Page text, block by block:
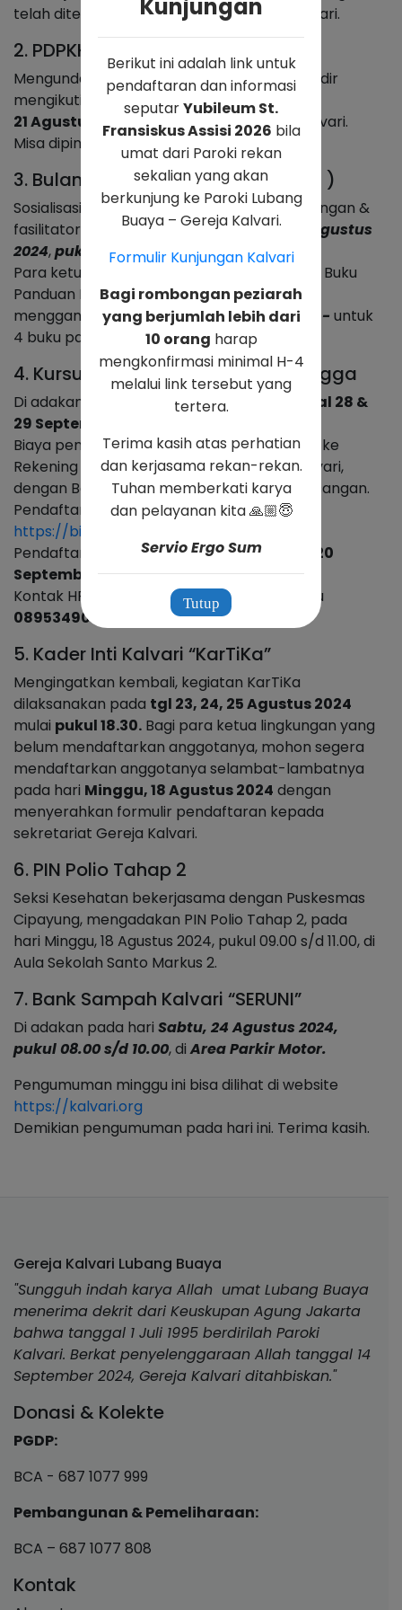
telah ditetapkan dan berlaku di Gereja Kalvari.
2. PDPKK Kalvari
Mengundang bapak, ibu, saudara/i untuk hadir
mengikuti Misa Syukur pada hari Rabu,
21 Agustus 2024
,pukul 19.30 , di Gereja Kalvari.
Misa dipimpin RD Johan Ferdinand W.
3. Bulan Kitab Suci Nasional ( BKSN )
Sosialisasi BKSN 2024 bagi para ketua lingkungan &
fasilitator diadakan pada hariMinggu, 25 Agustus
2024,pukul 19.00, via ZOOM.
Para ketua lingkungan dimohon mengambil Buku
Panduan BKSN di sekretariat Gereja dengan
mengganti biaya cetak sebesarRp. 20.000,- untuk
4 buku panduan.
4. Kursus Membangun Rumah Tangga
Di adakan secara tatap muka pada
tanggal 28 &
29 September 2024.
Biaya pendaftaranRp. 500.001,-ditransfer ke
Rekening
BCA 6871077999a/n. Gereja Kalvari,
dengan Berita Acara : MRTKalvari Nama Pasangan.
Pendaftaran melalui Link :
https://bit.ly/RegistMRTSept24
Pendaftaran mulai tanggal11 Agustus s/d 20
September 2024
Kontak HP :
082256762310( Mas Itok ) atau
0895349082588
( Mbak Silvia )
5. Kader Inti Kalvari “KarTiKa”
Mengingatkan kembali, kegiatan KarTiKa
dilaksanakan pada tgl 23, 24, 25 Agustus 2024
mulai pukul 18.30. Bagi para ketua lingkungan yang
belum mendaftarkan anggotanya, mohon segera
mendaftarkan anggotanya selambat-lambatnya
pada hari Minggu, 18 Agustus 2024 dengan
menyerahkan formulir pendaftaran kepada
sekretariat Gereja Kalvari.
6. PIN Polio Tahap 2
Seksi Kesehatan bekerjasama dengan Puskesmas
Cipayung, mengadakan PIN Polio Tahap 2, pada
hari Minggu, 18 Agustus 2024, pukul 09.00 s/d 11.00, di
Aula Sekolah Santo Markus 2.
7. Bank Sampah Kalvari “SERUNI”
Di adakan pada hari Sabtu, 24 Agustus 2024,
pukul 08.00 s/d 10.00, diArea Parkir Motor.
Pengumuman minggu ini bisa dilihat di website
https://kalvari.org
Demikian pengumuman pada hari ini. Terima kasih.
Gereja Kalvari Lubang Buaya
"Sungguh indah karya Allah umat Lubang Buaya
menerima dekrit dari Keuskupan Agung Jakarta
bahwa tanggal 1 Juli 1995 berdirilah Paroki
Kalvari. Berkat penyelenggaraan Allah tanggal 14
September 2024, Gereja Kalvari ditahbiskan."
Donasi & Kolekte
PGDP:
BCA - 687 1077 999
Pembangunan & Pemeliharaan:
BCA – 687 1077 808
Kontak
Kunjungan
Berikut ini adalah link untuk
pendaftaran dan informasi
seputarYubileum St.
Fransiskus Assisi 2026 bila
umat dari Paroki rekan
sekalian yang akan
berkunjung ke Paroki Lubang
Buaya – Gereja Kalvari.
Formulir Kunjungan Kalvari
Bagi rombongan peziarah
yang berjumlah lebih dari
10 orang harap
mengkonfirmasi minimal H-4
melalui link tersebut yang
tertera.
Terima kasih atas perhatian
dan kerjasama rekan-rekan.
Tuhan memberkati karya
dan pelayanan kita 🙏🏼😇
Servio Ergo Sum
Tutup